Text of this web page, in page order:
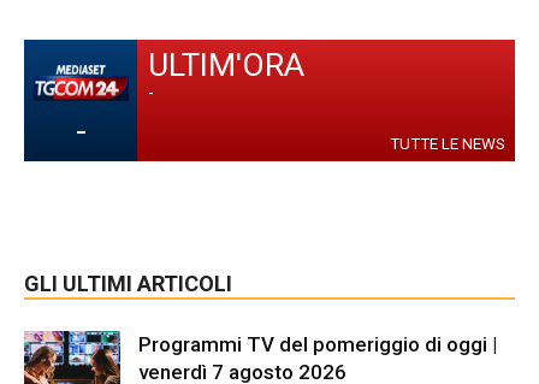
-
ULTIM'ORA
-
TUTTE LE NEWS
GLI ULTIMI ARTICOLI
Programmi TV del pomeriggio di oggi |
venerdì 7 agosto 2026